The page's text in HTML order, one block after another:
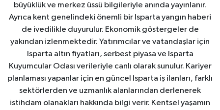
büyüklük ve merkez üssü bilgileriyle anında yayınlanır.
Ayrıca kent genelindeki önemli bir Isparta yangın haberi
de ivedilikle duyurulur. Ekonomik göstergeler de
yakından izlenmektedir. Yatırımcılar ve vatandaşlar için
Isparta altın fiyatları, serbest piyasa ve Isparta
Kuyumcular Odası verileriyle canlı olarak sunulur. Kariyer
planlaması yapanlar için en güncel Isparta iş ilanları, farklı
sektörlerden ve uzmanlık alanlarından derlenerek
istihdam olanakları hakkında bilgi verir. Kentsel yaşamın